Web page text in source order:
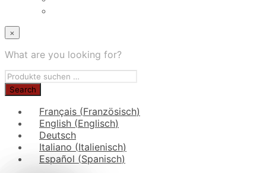
×
What are you looking for?
Français (Französisch)
English (Englisch)
Deutsch
Italiano (Italienisch)
Español (Spanisch)